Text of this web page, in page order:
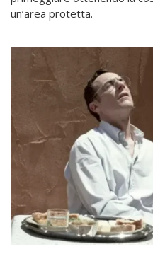
un’area protetta.